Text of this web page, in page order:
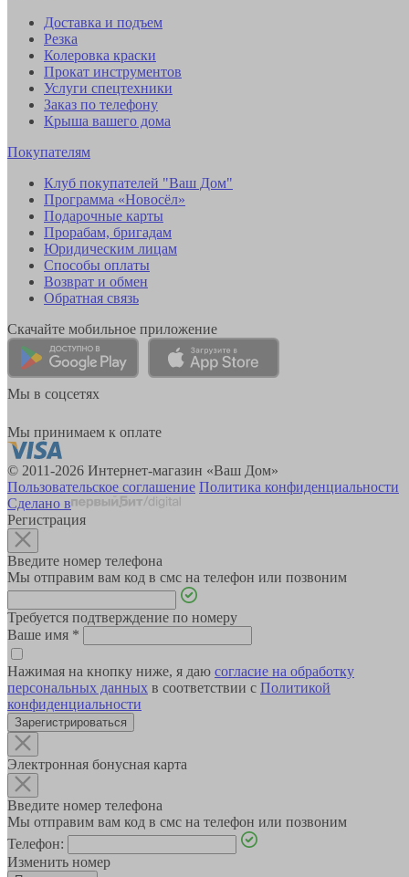
Доставка и подъем
Резка
Колеровка краски
Прокат инструментов
Услуги спецтехники
Заказ по телефону
Крыша вашего дома
Покупателям
Клуб покупателей "Ваш Дом"
Программа «Новосёл»
Подарочные карты
Прорабам, бригадам
Юридическим лицам
Способы оплаты
Возврат и обмен
Обратная связь
Скачайте мобильное приложение
Мы в соцсетях
Мы принимаем к оплате
© 2011-2026 Интернет-магазин «Ваш Дом»
Пользовательское соглашение Политика конфиденциальности
Сделано в
Регистрация
Введите номер телефона
Мы отправим вам код в смс на телефон или позвоним
Требуется подтверждение по номеру
Ваше имя *
Нажимая на кнопку ниже, я даю согласие на обработку
персональных данных в соответствии с Политикой
конфиденциальности
Зарегистрироваться
Электронная бонусная карта
Введите номер телефона
Мы отправим вам код в смс на телефон или позвоним
Телефон:
Изменить номер